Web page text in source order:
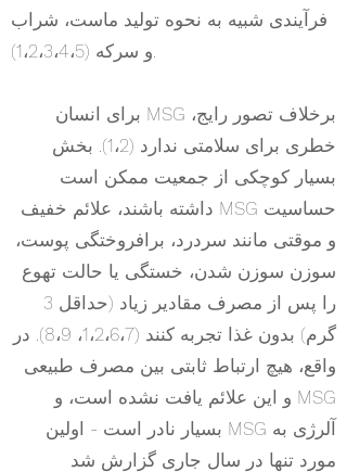
فرآیندی شبیه به نحوه تولید ماست، شراب
و سرکه (1،2،3،4،5).
برخلاف تصور رایج، MSG برای انسان
خطری برای سلامتی ندارد (1،2). بخش
بسیار کوچکی از جمعیت ممکن است
حساسیت MSG داشته باشند، علائم خفیف
و موقتی مانند سردرد، برافروختگی پوست،
سوزن سوزن شدن، خستگی یا حالت تهوع
را پس از مصرف مقادیر زیاد (حداقل 3
گرم) بدون غذا تجربه کنند (1،2،6،7، 8،9). در
واقع، هیچ ارتباط ثابتی بین مصرف طبیعی
MSG و این علائم یافت نشده است، و
آلرژی به MSG بسیار نادر است - اولین
مورد تنها در سال جاری گزارش شد